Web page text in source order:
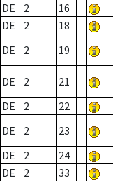
DE
2 16
DE
2 18
DE
2 19
DE 2 21
DE
2 22
DE
2 23
DE
2 24
DE
2 33